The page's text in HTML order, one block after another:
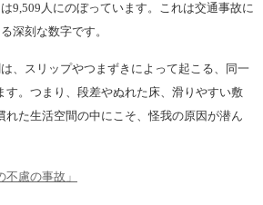
9,509人にのぼっています。これは交通事故に
深刻な数字です。
、スリップやつまずきによって起こる、同一
す。つまり、段差やぬれた床、滑りやすい敷
れた生活空間の中にこそ、怪我の原因が潜ん
慮の事故」